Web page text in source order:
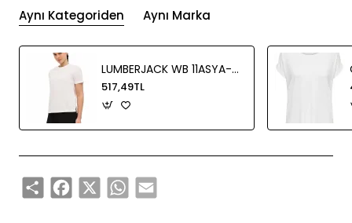
Aynı Kategoriden Aynı Marka
LUMBERJACK WB 11ASYA-T FX KISA KOL TSH
517,49TL
ShareFacebook
X WhatsApp
Email